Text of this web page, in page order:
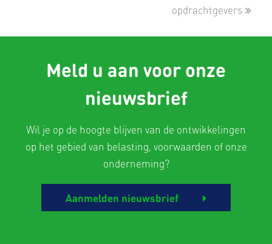
opdrachtgevers
Meld u aan voor onze
nieuwsbrief
Wil je op de hoogte blijven van de ontwikkelingen
op het gebied van belasting, voorwaarden of onze
onderneming?
Aanmelden nieuwsbrief